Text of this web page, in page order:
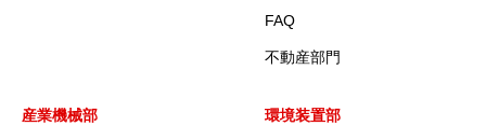
FAQ
不動産部門
産業機械部 環境装置部